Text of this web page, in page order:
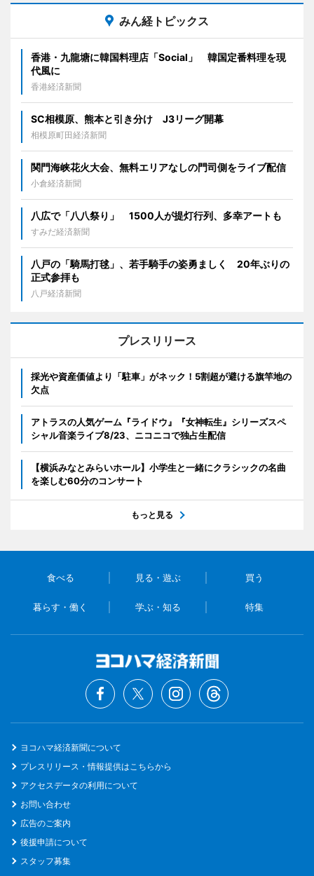
みん経トピックス
香港・九龍塘に韓国料理店「Social」 韓国定番料理を現
代風に
香港経済新聞
SC相模原、熊本と引き分け J3リーグ開幕
相模原町田経済新聞
関門海峡花火大会、無料エリアなしの門司側をライブ配信
小倉経済新聞
八広で「八八祭り」 1500人が提灯行列、多幸アートも
すみだ経済新聞
八戸の「騎馬打毬」、若手騎手の姿勇ましく 20年ぶりの
正式参拝も
八戸経済新聞
プレスリリース
採光や資産価値より「駐車」がネック！5割超が避ける旗竿地の
欠点
アトラスの人気ゲーム『ライドウ』『女神転生』シリーズスペ
シャル音楽ライブ8/23、ニコニコで独占生配信
【横浜みなとみらいホール】小学生と一緒にクラシックの名曲
を楽しむ60分のコンサート
もっと見る
食べる 見る・遊ぶ 買う
暮らす・働く 学ぶ・知る 特集
ヨコハマ経済新聞について
プレスリリース・情報提供はこちらから
アクセスデータの利用について
お問い合わせ
広告のご案内
後援申請について
スタッフ募集